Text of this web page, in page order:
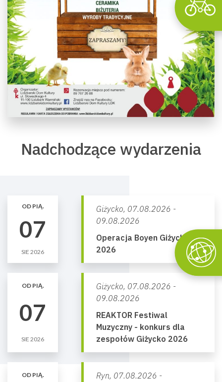
Nadchodzące wydarzenia
OD PIĄ.
07
SIE 2026
Giżycko, 07.08.2026 -
09.08.2026
Operacja Boyen Giżycko
2026
OD PIĄ.
07
SIE 2026
Giżycko, 07.08.2026 -
09.08.2026
REAKTOR Festiwal
Muzyczny - konkurs dla
zespołów Giżycko 2026
OD PIĄ. Ryn, 07.08.2026 -